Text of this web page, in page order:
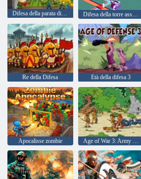
Difesa della parata di zombi Difesa della torre assonnata
Re della Difesa Età della difesa 3
Apocalisse zombie Age of War 3: Army of Ages